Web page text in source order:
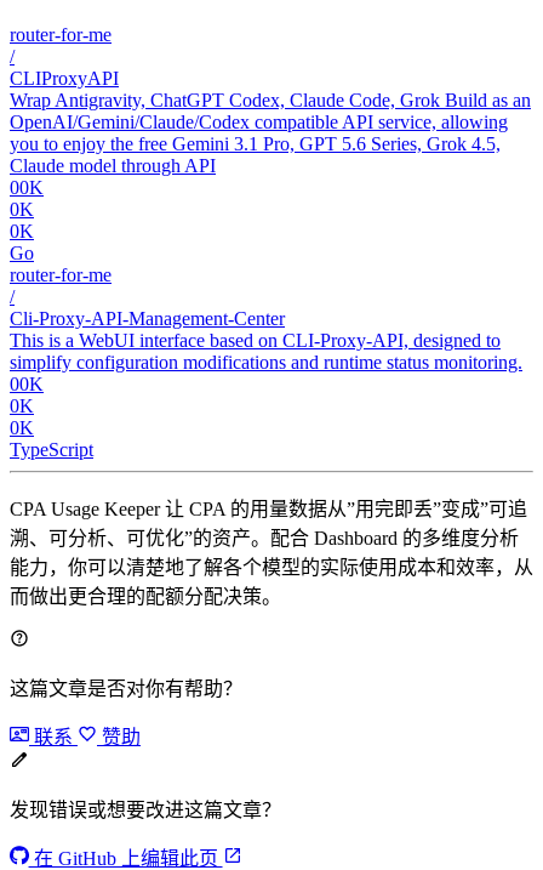
router-for-me
/
CLIProxyAPI
Wrap Antigravity, ChatGPT Codex, Claude Code, Grok Build as an
OpenAI/Gemini/Claude/Codex compatible API service, allowing
you to enjoy the free Gemini 3.1 Pro, GPT 5.6 Series, Grok 4.5,
Claude model through API
00K
0K
0K
Go
router-for-me
/
Cli-Proxy-API-Management-Center
This is a WebUI interface based on CLI-Proxy-API, designed to
simplify configuration modifications and runtime status monitoring.
00K
0K
0K
TypeScript
CPA Usage Keeper 让 CPA 的用量数据从”用完即丢”变成”可追
溯、可分析、可优化”的资产。配合 Dashboard 的多维度分析
能力，你可以清楚地了解各个模型的实际使用成本和效率，从
而做出更合理的配额分配决策。
这篇文章是否对你有帮助？
联系 赞助
发现错误或想要改进这篇文章？
在 GitHub 上编辑此页